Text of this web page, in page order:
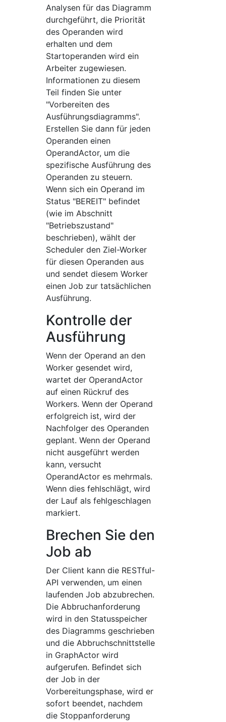
Analysen für das Diagramm
durchgeführt, die Priorität
des Operanden wird
erhalten und dem
Startoperanden wird ein
Arbeiter zugewiesen.
Informationen zu diesem
Teil finden Sie unter
"Vorbereiten des
Ausführungsdiagramms".
Erstellen Sie dann für jeden
Operanden einen
OperandActor, um die
spezifische Ausführung des
Operanden zu steuern.
Wenn sich ein Operand im
Status "BEREIT" befindet
(wie im Abschnitt
"Betriebszustand"
beschrieben), wählt der
Scheduler den Ziel-Worker
für diesen Operanden aus
und sendet diesem Worker
einen Job zur tatsächlichen
Ausführung.
Kontrolle der
Ausführung
Wenn der Operand an den
Worker gesendet wird,
wartet der OperandActor
auf einen Rückruf des
Workers. Wenn der Operand
erfolgreich ist, wird der
Nachfolger des Operanden
geplant. Wenn der Operand
nicht ausgeführt werden
kann, versucht
OperandActor es mehrmals.
Wenn dies fehlschlägt, wird
der Lauf als fehlgeschlagen
markiert.
Brechen Sie den
Job ab
Der Client kann die RESTful-
API verwenden, um einen
laufenden Job abzubrechen.
Die Abbruchanforderung
wird in den Statusspeicher
des Diagramms geschrieben
und die Abbruchschnittstelle
in GraphActor wird
aufgerufen. Befindet sich
der Job in der
Vorbereitungsphase, wird er
sofort beendet, nachdem
die Stoppanforderung